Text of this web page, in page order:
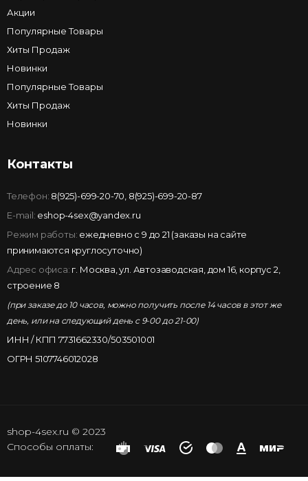
Акции
Популярные Товары
Хиты Продаж
Новинки
Популярные Товары
Хиты Продаж
Новинки
Контакты
Телефон: 8(925)-699-20-70 8(925)-699-20-87
E-mail: eshop-4sex@yandex.ru
Режим работы: ежедневно с 9 до 21 (заказы на сайте
принимаются круглосуточно)
Адрес офиса: г. Москва, ул. Автозаводская, дом 16, корпус 2,
строение 8
(при заказе до 10 часов, можно получить после 14 часов в этот же
день, или на следующий день с 9-00 до 21-00)
ИНН / КПП 7731662330/503501001
ОГРН 5107746012028
shop-4sex.ru © 2023
Способы оплаты: